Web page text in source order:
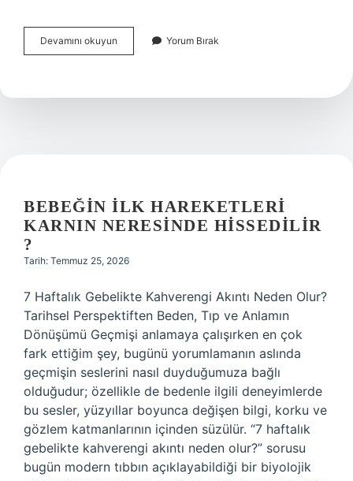
Devamını okuyun Tekirdağ
kirazı
?
Yorum Bırak
BEBEĞIN ILK HAREKETLERI
KARNIN NERESINDE HISSEDILIR
?
Tarih: Temmuz 25, 2026
7 Haftalık Gebelikte Kahverengi Akıntı Neden Olur?
Tarihsel Perspektiften Beden, Tıp ve Anlamın
Dönüşümü Geçmişi anlamaya çalışırken en çok
fark ettiğim şey, bugünü yorumlamanın aslında
geçmişin seslerini nasıl duyduğumuza bağlı
olduğudur; özellikle de bedenle ilgili deneyimlerde
bu sesler, yüzyıllar boyunca değişen bilgi, korku ve
gözlem katmanlarının içinden süzülür. “7 haftalık
gebelikte kahverengi akıntı neden olur?” sorusu
bugün modern tıbbın açıklayabildiği bir biyolojik